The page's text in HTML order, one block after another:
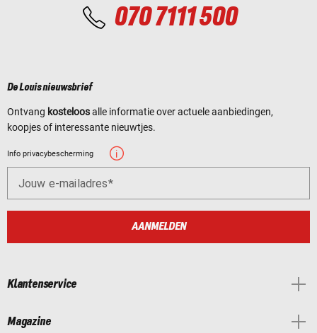
070 7111 500
De Louis nieuwsbrief
Ontvang kosteloosalle informatie over actuele aanbiedingen,
koopjes of interessante nieuwtjes.
Info privacybescherming
Jouw e-mailadres
AANMELDEN
Klantenservice
Magazine